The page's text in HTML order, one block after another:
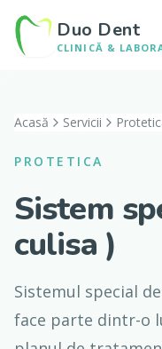
Duo Dent
CLINICĂ &
Acasă Servicii
PROTETICA
Sistem
culisa )
Sistemul special
face parte dintr-o